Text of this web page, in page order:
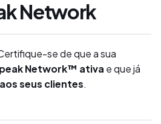
Network
se de que a sua
Network™ ativa e que já
seus clientes.